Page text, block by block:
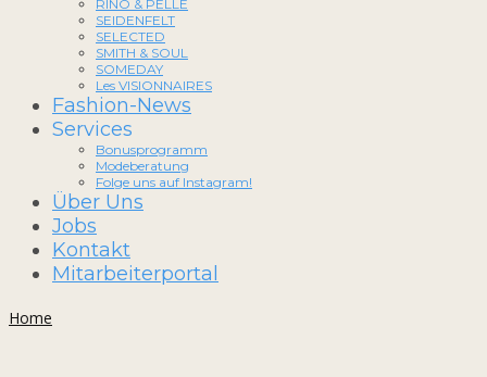
RINO & PELLE
SEIDENFELT
SELECTED
SMITH & SOUL
SOMEDAY
Les VISIONNAIRES
Fashion-News
Services
Bonusprogramm
Modeberatung
Folge uns auf Instagram!
Über Uns
Jobs
Kontakt
Mitarbeiterportal
Home